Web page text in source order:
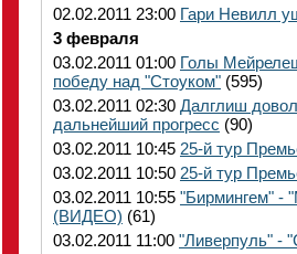
02.02.2011 23:00 Гари Невилл
3 февраля
03.02.2011 01:00 Голы
победу над "Стоуком" (595)
03.02.2011 02:30 Далглиш
дальнейший прогресс (90)
03.02.2011 10:45 25-й тур
03.02.2011 10:50 25-й тур
03.02.2011 10:55 "Бирмингем" -
(ВИДЕО) (61)
03.02.2011 11:00 "Ливерпуль" -